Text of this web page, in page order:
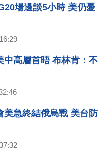
場邊談5小時 美仍憂
中高層首晤 布林肯：不
美急終結俄烏戰 美台防